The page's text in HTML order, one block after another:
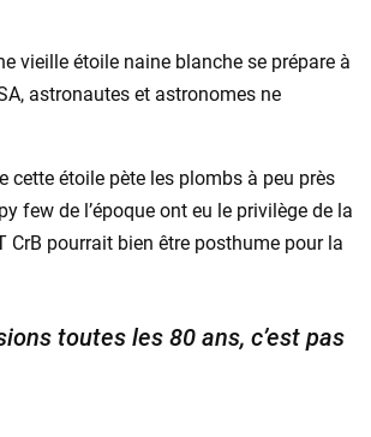
vieille étoile naine blanche se prépare à
astronautes et astronomes ne
cette étoile pète les plombs à peu près
few de l’époque ont eu le privilège de la
CrB pourrait bien être posthume pour la
toutes les 80 ans, c’est pas